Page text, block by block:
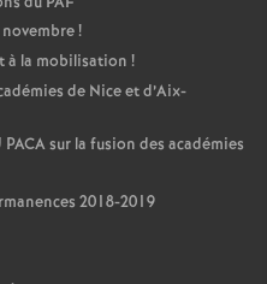
!
à la mobilisation !
de Nice et d’Aix-
sur la fusion des académies
2018-2019